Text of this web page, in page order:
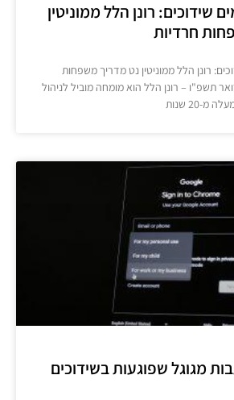
שידוכים: רונן הלל ממוניטין
חרדיות
רונן הלל ממוניטין נט מדריך משפחות
תשפ"ו – רונן הלל הוא מומחה מוביל לניהול
20 שנות
מגוגל שפוגעות בשידוכים